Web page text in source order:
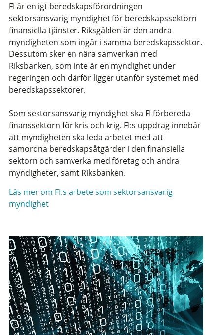
FI är enligt beredskapsförordningen
sektorsansvarig myndighet för beredskapssektorn
finansiella tjänster. Riksgälden är den andra
myndigheten som ingår i samma beredskapssektor.
Dessutom sker en nära samverkan med
Riksbanken, som inte är en myndighet under
regeringen och därför ligger utanför systemet med
beredskapssektorer.
Som sektorsansvarig myndighet ska FI förbereda
finanssektorn för kris och krig. FI:s uppdrag innebär
att myndigheten ska leda arbetet med att
samordna beredskapsåtgärder i den finansiella
sektorn och samverka med företag och andra
myndigheter, samt Riksbanken.
Läs mer om FI:s arbete som sektorsansvarig
myndighet